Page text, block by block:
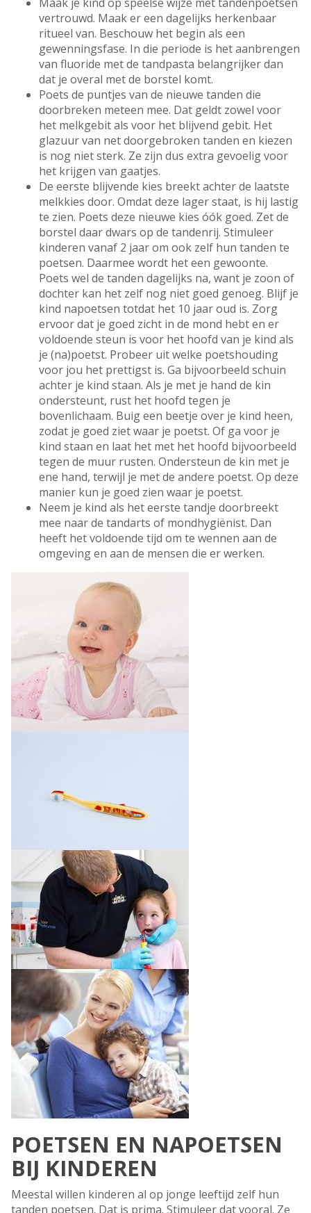
vertrouwd. Maak er een dagelijks herkenbaar
ritueel van. Beschouw het begin als een
gewenningsfase. In die periode is het aanbrengen
van fluoride met de tandpasta belangrijker dan
dat je overal met de borstel komt.
Poets de puntjes van de nieuwe tanden die
doorbreken meteen mee. Dat geldt zowel voor
het melkgebit als voor het blijvend gebit. Het
glazuur van net doorgebroken tanden en kiezen
is nog niet sterk. Ze zijn dus extra gevoelig voor
het krijgen van gaatjes.
De eerste blijvende kies breekt achter de laatste
melkkies door. Omdat deze lager staat, is hij lastig
te zien. Poets deze nieuwe kies óók goed. Zet de
borstel daar dwars op de tandenrij. Stimuleer
kinderen vanaf 2 jaar om ook zelf hun tanden te
poetsen. Daarmee wordt het een gewoonte.
Poets wel de tanden dagelijks na, want je zoon of
dochter kan het zelf nog niet goed genoeg. Blijf je
kind napoetsen totdat het 10 jaar oud is. Zorg
ervoor dat je goed zicht in de mond hebt en er
voldoende steun is voor het hoofd van je kind als
je (na)poetst. Probeer uit welke poetshouding
voor jou het prettigst is. Ga bijvoorbeeld schuin
achter je kind staan. Als je met je hand de kin
ondersteunt, rust het hoofd tegen je
bovenlichaam. Buig een beetje over je kind heen,
zodat je goed ziet waar je poetst. Of ga voor je
kind staan en laat het met het hoofd bijvoorbeeld
tegen de muur rusten. Ondersteun de kin met je
ene hand, terwijl je met de andere poetst. Op deze
manier kun je goed zien waar je poetst.
Neem je kind als het eerste tandje doorbreekt
mee naar de tandarts of mondhygiënist. Dan
heeft het voldoende tijd om te wennen aan de
omgeving en aan de mensen die er werken.
POETSEN EN NAPOETSEN
BIJ KINDEREN
Meestal willen kinderen al op jonge leeftijd zelf hun
tanden poetsen. Dat is prima. Stimuleer dat vooral. Ze